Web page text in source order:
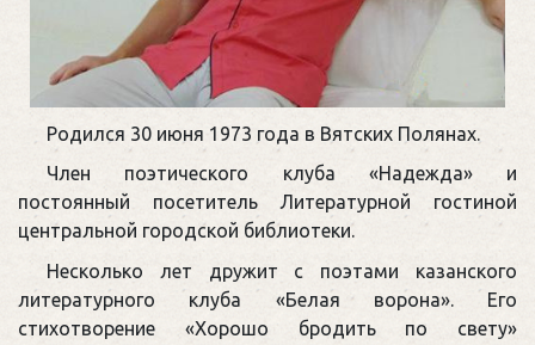
Родился 30 июня 1973 года в Вятских Полянах.
Член поэтического клуба «Надежда» и
постоянный посетитель Литературной гостиной
центральной городской библиотеки.
Несколько лет дружит с поэтами казанского
литературного клуба «Белая ворона». Его
стихотворение «Хорошо бродить по свету»